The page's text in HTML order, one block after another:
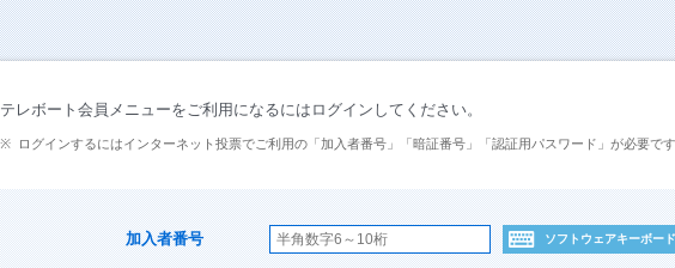
テレボート会員メニューをご利用になるにはログインしてください。
ログインするにはインターネット投票でご利用の「加入者番号」「暗証番号」「認証用パスワード」が必要です
加入者番号 ソフトウェアキーボード